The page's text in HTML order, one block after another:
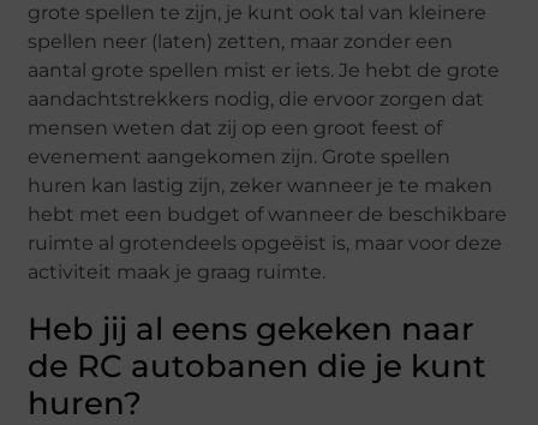
grote spellen te zijn, je kunt ook tal van kleinere
spellen neer (laten) zetten, maar zonder een
aantal grote spellen mist er iets. Je hebt de grote
aandachtstrekkers nodig, die ervoor zorgen dat
mensen weten dat zij op een groot feest of
evenement aangekomen zijn. Grote spellen
huren kan lastig zijn, zeker wanneer je te maken
hebt met een budget of wanneer de beschikbare
ruimte al grotendeels opgeëist is, maar voor deze
activiteit maak je graag ruimte.
Heb jij al eens gekeken naar
de RC autobanen die je kunt
huren?